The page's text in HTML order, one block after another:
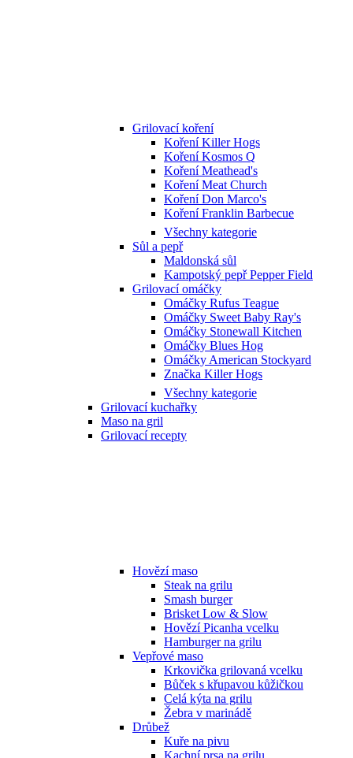
Grilovací koření
Koření Killer Hogs
Koření Kosmos Q
Koření Meathead's
Koření Meat Church
Koření Don Marco's
Koření Franklin Barbecue
Všechny kategorie
Sůl a pepř
Maldonská sůl
Kampotský pepř Pepper Field
Grilovací omáčky
Omáčky Rufus Teague
Omáčky Sweet Baby Ray's
Omáčky Stonewall Kitchen
Omáčky Blues Hog
Omáčky American Stockyard
Značka Killer Hogs
Všechny kategorie
Grilovací kuchařky
Maso na gril
Grilovací recepty
Hovězí maso
Steak na grilu
Smash burger
Brisket Low & Slow
Hovězí Picanha vcelku
Hamburger na grilu
Vepřové maso
Krkovička grilovaná vcelku
Bůček s křupavou kůžičkou
Celá kýta na grilu
Žebra v marinádě
Drůbež
Kuře na pivu
Kachní prsa na grilu